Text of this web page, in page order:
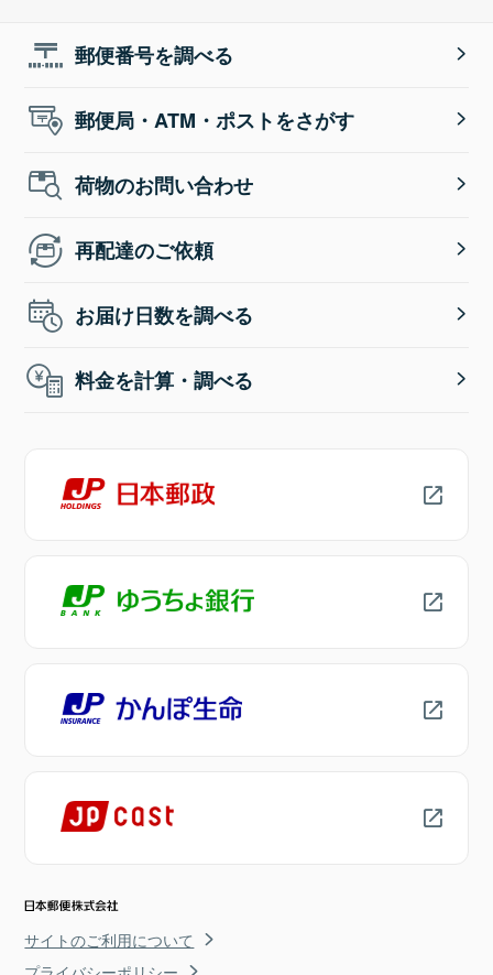
郵便番号を調べる
郵便局・ATM・ポストをさがす
荷物のお問い合わせ
再配達のご依頼
お届け日数を調べる
料金を計算・調べる
サイトのご利用について